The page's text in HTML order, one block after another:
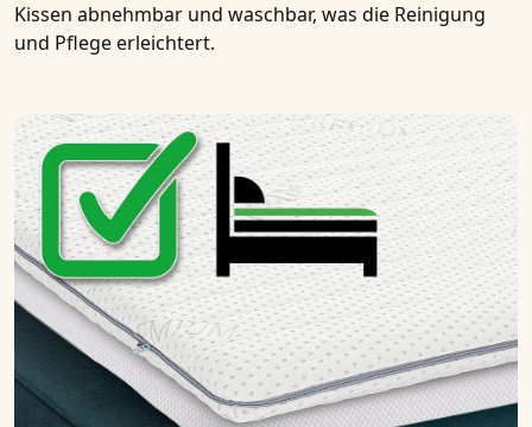
Kissen abnehmbar und waschbar, was die Reinigung
und Pflege erleichtert.